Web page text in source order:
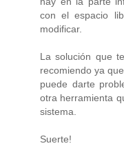
con el espacio
modificar.
La solución que
recomiendo ya
puede darte
otra herramienta
sistema.
Suerte!